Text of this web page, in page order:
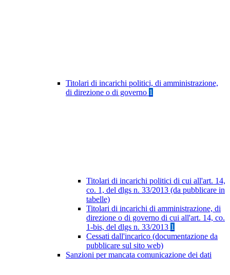
Titolari di incarichi politici, di amministrazione,
di direzione o di governo 1
Titolari di incarichi politici di cui all'art. 14,
co. 1, del dlgs n. 33/2013 (da pubblicare in
tabelle)
Titolari di incarichi di amministrazione, di
direzione o di governo di cui all'art. 14, co.
1-bis, del dlgs n. 33/2013 1
Cessati dall'incarico (documentazione da
pubblicare sul sito web)
Sanzioni per mancata comunicazione dei dati